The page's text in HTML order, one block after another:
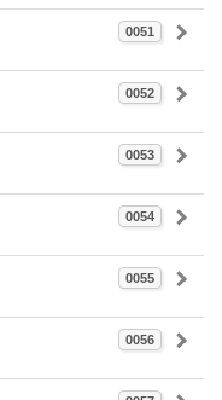
0051
0052
0053
0054
0055
0056